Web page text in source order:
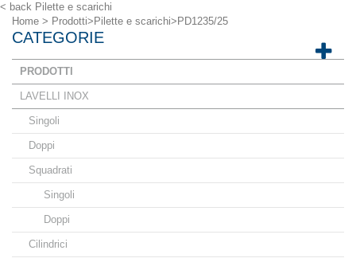
< back Pilette e scarichi
Home > Prodotti> Pilette e scarichi> PD1235/25
CATEGORIE
PRODOTTI
LAVELLI INOX
Singoli
Doppi
Squadrati
Singoli
Doppi
Cilindrici